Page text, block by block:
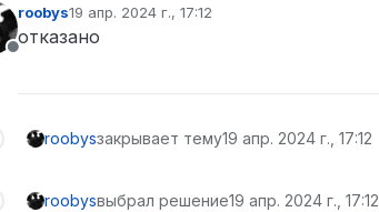
Не в сети
roobys19 апр. 2024 г., 17:12
отредактировано
отказано
roobysзакрывает тему19 апр. 2024 г., 17:12
roobysвыбрал решение19 апр. 2024 г., 17:12